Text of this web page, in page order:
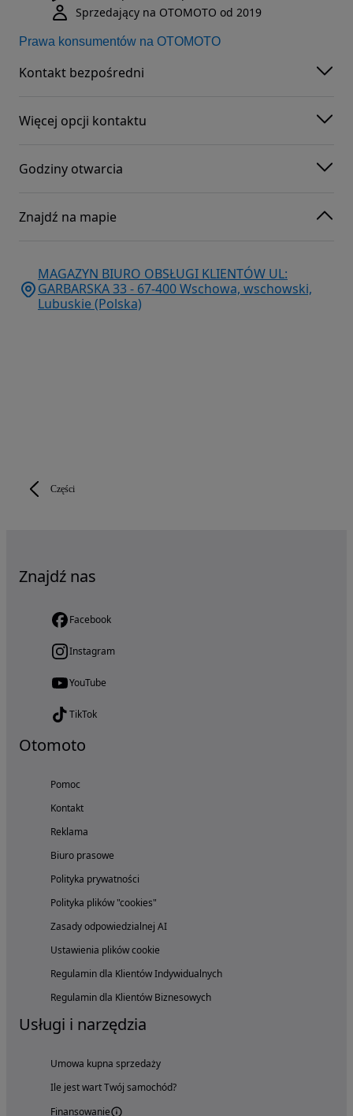
Części
Sprzedający na OTOMOTO od 2019
Prawa konsumentów na OTOMOTO
Kontakt bezpośredni
Więcej opcji kontaktu
Godziny otwarcia
Znajdź na mapie
MAGAZYN BIURO OBSŁUGI KLIENTÓW UL:
GARBARSKA 33 - 67-400 Wschowa, wschowski,
Lubuskie (Polska)
Znajdź nas
Facebook
Instagram
YouTube
TikTok
Otomoto
Pomoc
Kontakt
Reklama
Biuro prasowe
Polityka prywatności
Polityka plików "cookies"
Zasady odpowiedzialnej AI
Ustawienia plików cookie
Regulamin dla Klientów Indywidualnych
Regulamin dla Klientów Biznesowych
Usługi i narzędzia
Umowa kupna sprzedaży
Ile jest wart Twój samochód?
Finansowanie